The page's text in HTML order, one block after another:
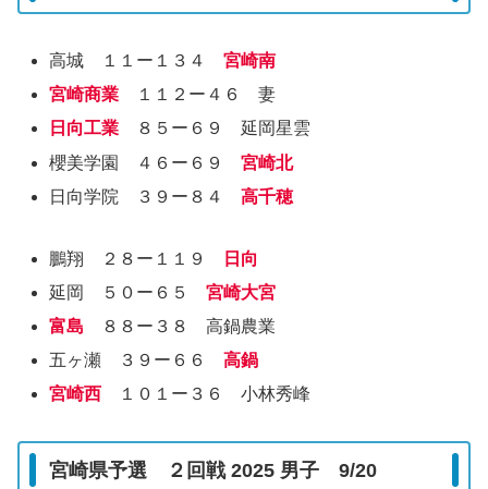
高城 １１ー１３４宮崎南
宮崎商業 １１２ー４６ 妻
日向工業 ８５ー６９ 延岡星雲
櫻美学園 ４６ー６９宮崎北
日向学院 ３９ー８４高千穂
鵬翔 ２８ー１１９
日向
延岡 ５０ー６５宮崎大宮
富島
８８ー３８ 高鍋農業
五ヶ瀬 ３９ー６６高鍋
宮崎西 １０１ー３６ 小林秀峰
宮崎県予選 ２回戦 2025 男子 9/20